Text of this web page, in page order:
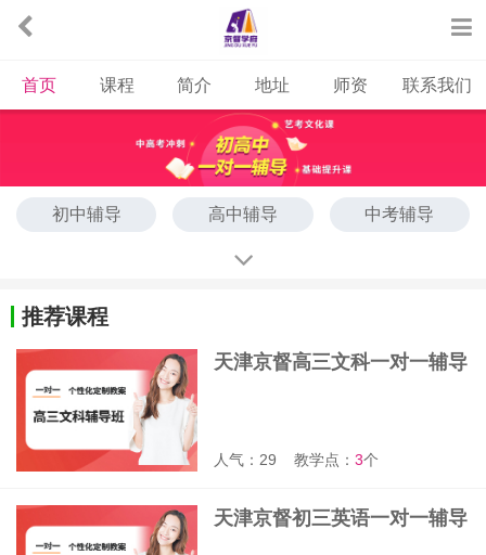
首页 课程 简介 地址 师资 联系我们
初中辅导 高中辅导 中考辅导
艺考文化课
推荐课程
天津京督高三文科一对一辅导
人气：29 教学点：3个
天津京督初三英语一对一辅导